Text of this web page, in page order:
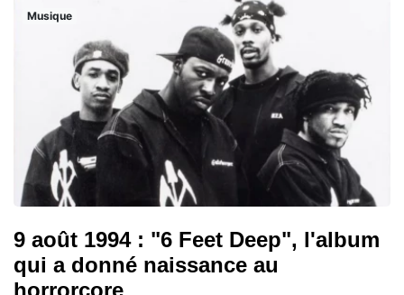
Musique
9 août 1994 : "6 Feet Deep", l'album
qui a donné naissance au
horrorcore